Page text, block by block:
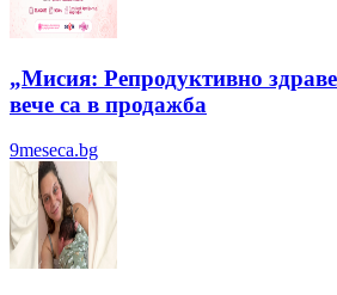
„Мисия: Репродуктивно
вече са в продажба
9meseca.bg